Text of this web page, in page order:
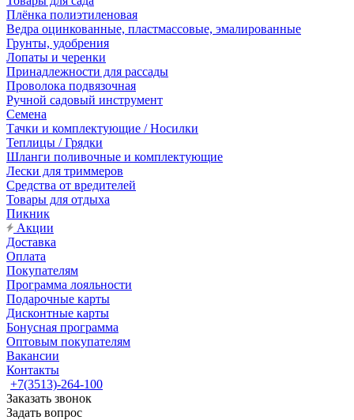
Плёнка полиэтиленовая
Ведра оцинкованные, пластмассовые, эмалированные
Грунты, удобрения
Лопаты и черенки
Принадлежности для рассады
Проволока подвязочная
Ручной садовый инструмент
Семена
Тачки и комплектующие / Носилки
Теплицы / Грядки
Шланги поливочные и комплектующие
Лески для триммеров
Средства от вредителей
Товары для отдыха
Пикник
Акции
Доставка
Оплата
Покупателям
Программа лояльности
Подарочные карты
Дисконтные карты
Бонусная программа
Оптовым покупателям
Вакансии
Контакты
+7(3513)-264-100
Заказать звонок
Задать вопрос